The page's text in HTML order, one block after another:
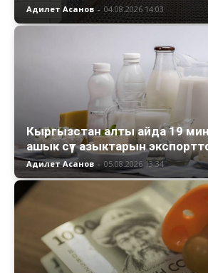
Адилет Асанов - 04.08.2026 14:03
Кыргызстан алты айда 19
ашык сүт азыктарын
Адилет Асанов - 05.08.2026 13:34